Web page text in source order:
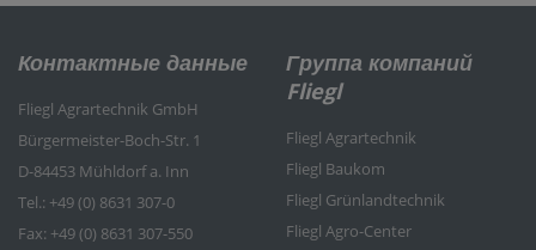
Контактные данные
Fliegl Agrartechnik GmbH
Bürgermeister-Boch-Str. 1
D-84453 Mühldorf a. Inn
Tel.: +49 (0) 8631 307-0
Fax: +49 (0) 8631 307-550
Группа компаний
Fliegl
Fliegl Agrartechnik
Fliegl Baukom
Fliegl Grünlandtechnik
Fliegl Agro-Center